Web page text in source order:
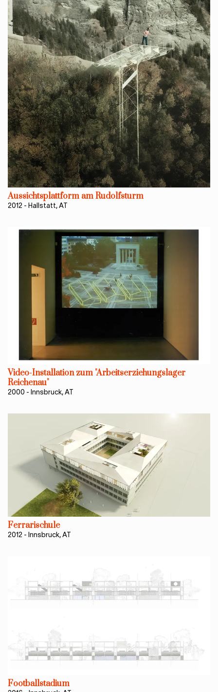
Aussichtsplattform am Rudolfsturm
2012 - Hallstatt, AT
Video-Installation zum "Arbeitserziehungslager
Reichenau"
2000 - Innsbruck, AT
Ferrarischule
2012 - Innsbruck, AT
Footballstadium
PROJEKTE